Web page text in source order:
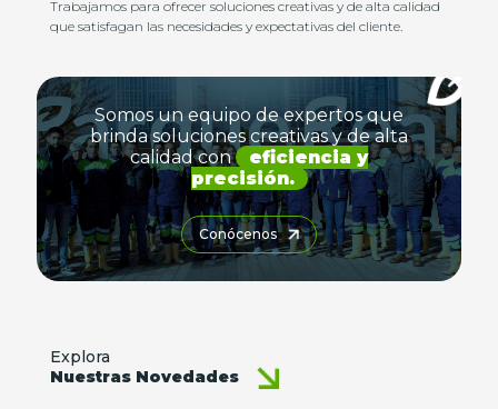
Trabajamos para ofrecer soluciones creativas y de alta calidad
que satisfagan las necesidades y expectativas del cliente.
Somos un equipo de expertos que
brinda soluciones creativas y de alta
calidad con
eficiencia y
precisión.
Conócenos
Explora
Nuestras Novedades